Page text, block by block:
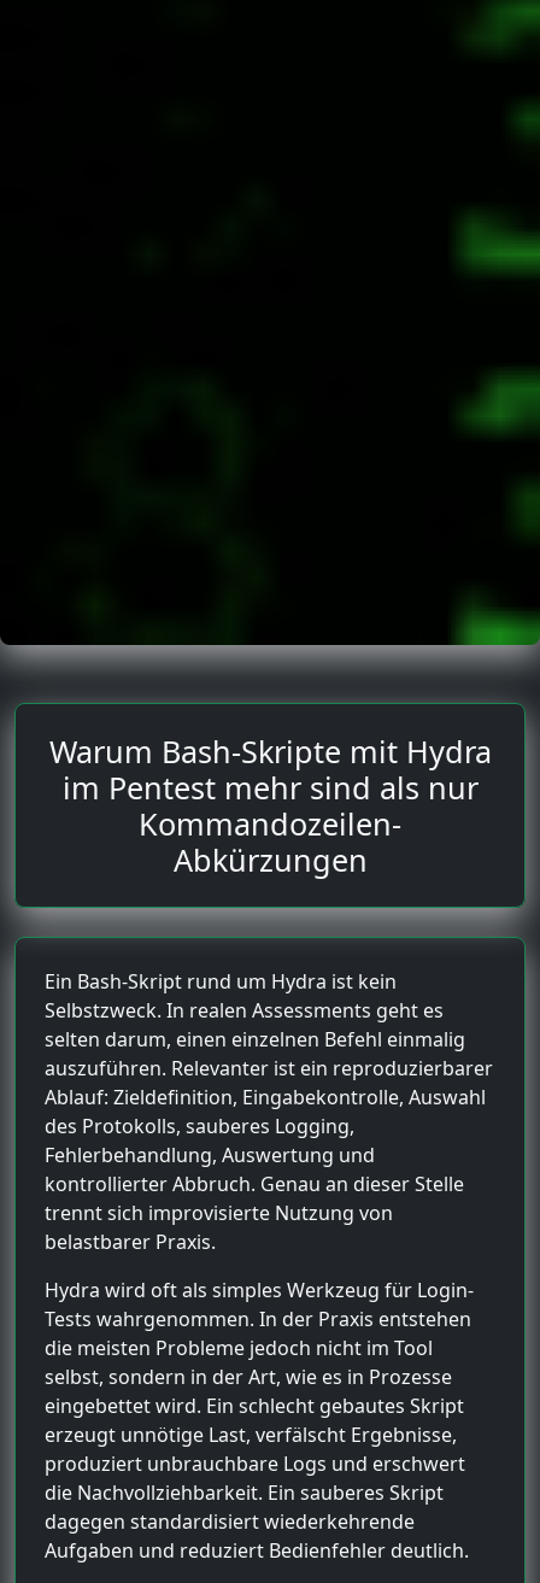
Warum Bash-Skripte mit Hydra
im Pentest mehr sind als nur
Kommandozeilen-
Abkürzungen
Ein Bash-Skript rund um Hydra ist kein
Selbstzweck. In realen Assessments geht es
selten darum, einen einzelnen Befehl einmalig
auszuführen. Relevanter ist ein reproduzierbarer
Ablauf: Zieldefinition, Eingabekontrolle, Auswahl
des Protokolls, sauberes Logging,
Fehlerbehandlung, Auswertung und
kontrollierter Abbruch. Genau an dieser Stelle
trennt sich improvisierte Nutzung von
belastbarer Praxis.
Hydra wird oft als simples Werkzeug für Login-
Tests wahrgenommen. In der Praxis entstehen
die meisten Probleme jedoch nicht im Tool
selbst, sondern in der Art, wie es in Prozesse
eingebettet wird. Ein schlecht gebautes Skript
erzeugt unnötige Last, verfälscht Ergebnisse,
produziert unbrauchbare Logs und erschwert
die Nachvollziehbarkeit. Ein sauberes Skript
dagegen standardisiert wiederkehrende
Aufgaben und reduziert Bedienfehler deutlich.